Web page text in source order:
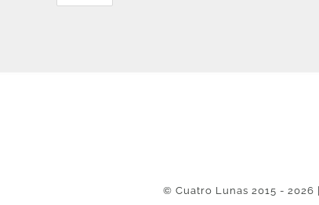
© Cuatro Lunas 2015 - 2026 |